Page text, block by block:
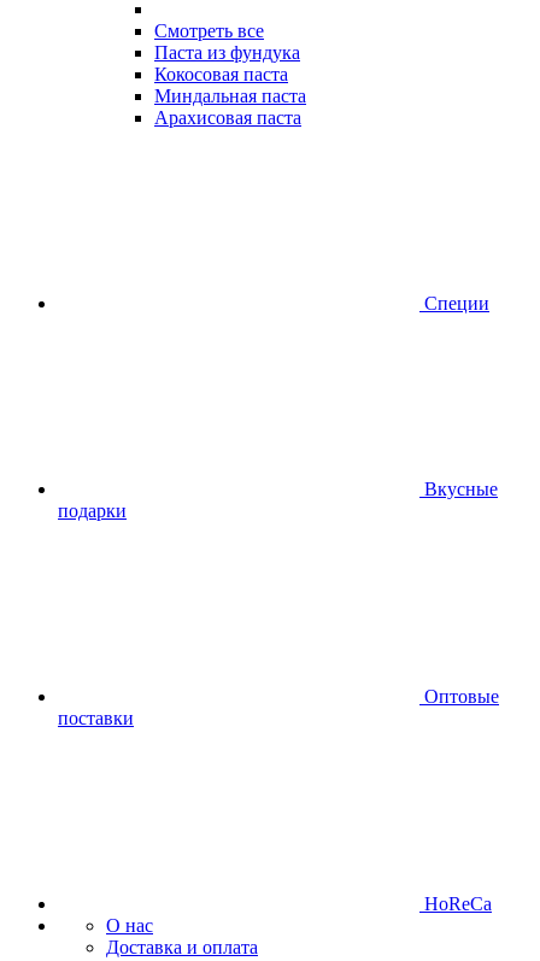
Смотреть все
Паста из фундука
Кокосовая паста
Миндальная паста
Арахисовая паста
Специи
Вкусные
подарки
Оптовые
поставки
HoReCa
О нас
Доставка и оплата